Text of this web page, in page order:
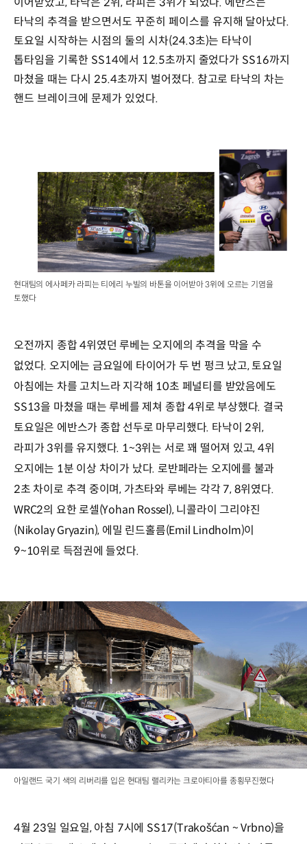
타낙의 추격을 받으면서도 꾸준히 페이스를 유지해 달아났다.
토요일 시작하는 시점의 둘의 시차(24.3초)는 타낙이
톱타임을 기록한 SS14에서 12.5초까지 줄었다가 SS16까지
마쳤을 때는 다시 25.4초까지 벌어졌다. 참고로 타낙의 차는
핸드 브레이크에 문제가 있었다.
현대팀의 에사페카 라피는 티에리 누빌의 바톤을 이어받아 3위에 오르는 기염을
토했다
오전까지 종합 4위였던 루베는 오지에의 추격을 막을 수
없었다. 오지에는 금요일에 타이어가 두 번 펑크 났고, 토요일
아침에는 차를 고치느라 지각해 10초 페널티를 받았음에도
SS13을 마쳤을 때는 루베를 제쳐 종합 4위로 부상했다. 결국
토요일은 에반스가 종합 선두로 마무리했다. 타낙이 2위,
라피가 3위를 유지했다. 1~3위는 서로 꽤 떨어져 있고, 4위
오지에는 1분 이상 차이가 났다. 로반페라는 오지에를 불과
2초 차이로 추격 중이며, 가츠타와 루베는 각각 7, 8위였다.
WRC2의 요한 로셀(Yohan Rossel), 니콜라이 그리야진
(Nikolay Gryazin), 에밀 린드홀름(Emil Lindholm)이
9~10위로 득점권에 들었다.
아일랜드 국기 색의 리버리를 입은 현대팀 랠리카는 크로아티아를 종횡무진했다
4월 23일 일요일, 아침 7시에 SS17(Trakošćan ~ Vrbno)을